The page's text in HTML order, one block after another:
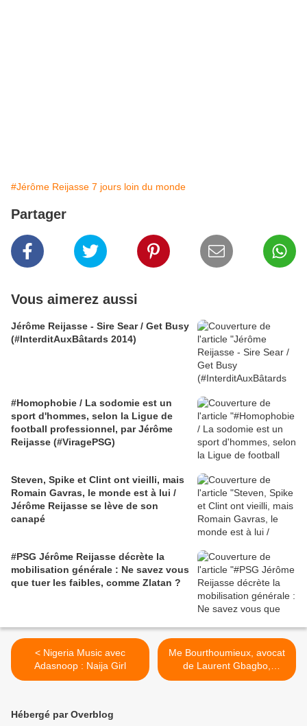
#Jérôme Reijasse 7 jours loin du monde
Partager
Vous aimerez aussi
Jérôme Reijasse - Sire Sear / Get Busy
(#InterditAuxBâtards 2014)
#Homophobie / La sodomie est un
sport d'hommes, selon la Ligue de
football professionnel, par Jérôme
Reijasse (#ViragePSG)
Steven, Spike et Clint ont vieilli, mais
Romain Gavras, le monde est à lui /
Jérôme Reijasse se lève de son
canapé
#PSG Jérôme Reijasse décrète la
mobilisation générale : Ne savez vous
que tuer les faibles, comme Zlatan ?
< Nigeria Music avec
Adasnoop : Naija Girl
Me Bourthoumieux, avocat
de Laurent Gbagbo,
raconte leur 1ère entrevue
Hébergé par Overblog